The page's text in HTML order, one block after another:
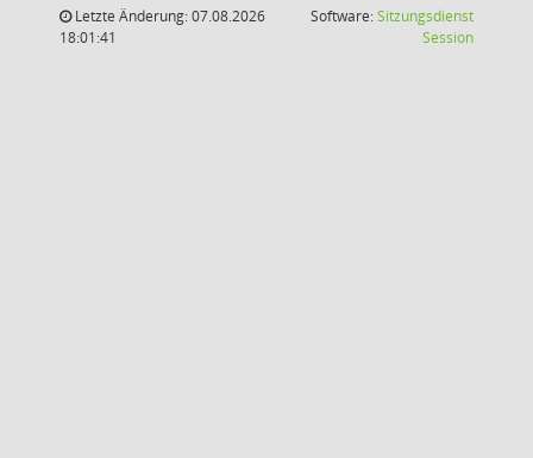
Letzte Änderung: 07.08.2026
18:01:41
Software:Sitzungsdienst
Session(Wird in